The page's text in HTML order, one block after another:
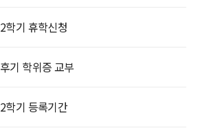
2학기 휴학신청
후기 학위증 교부
2학기 등록기간